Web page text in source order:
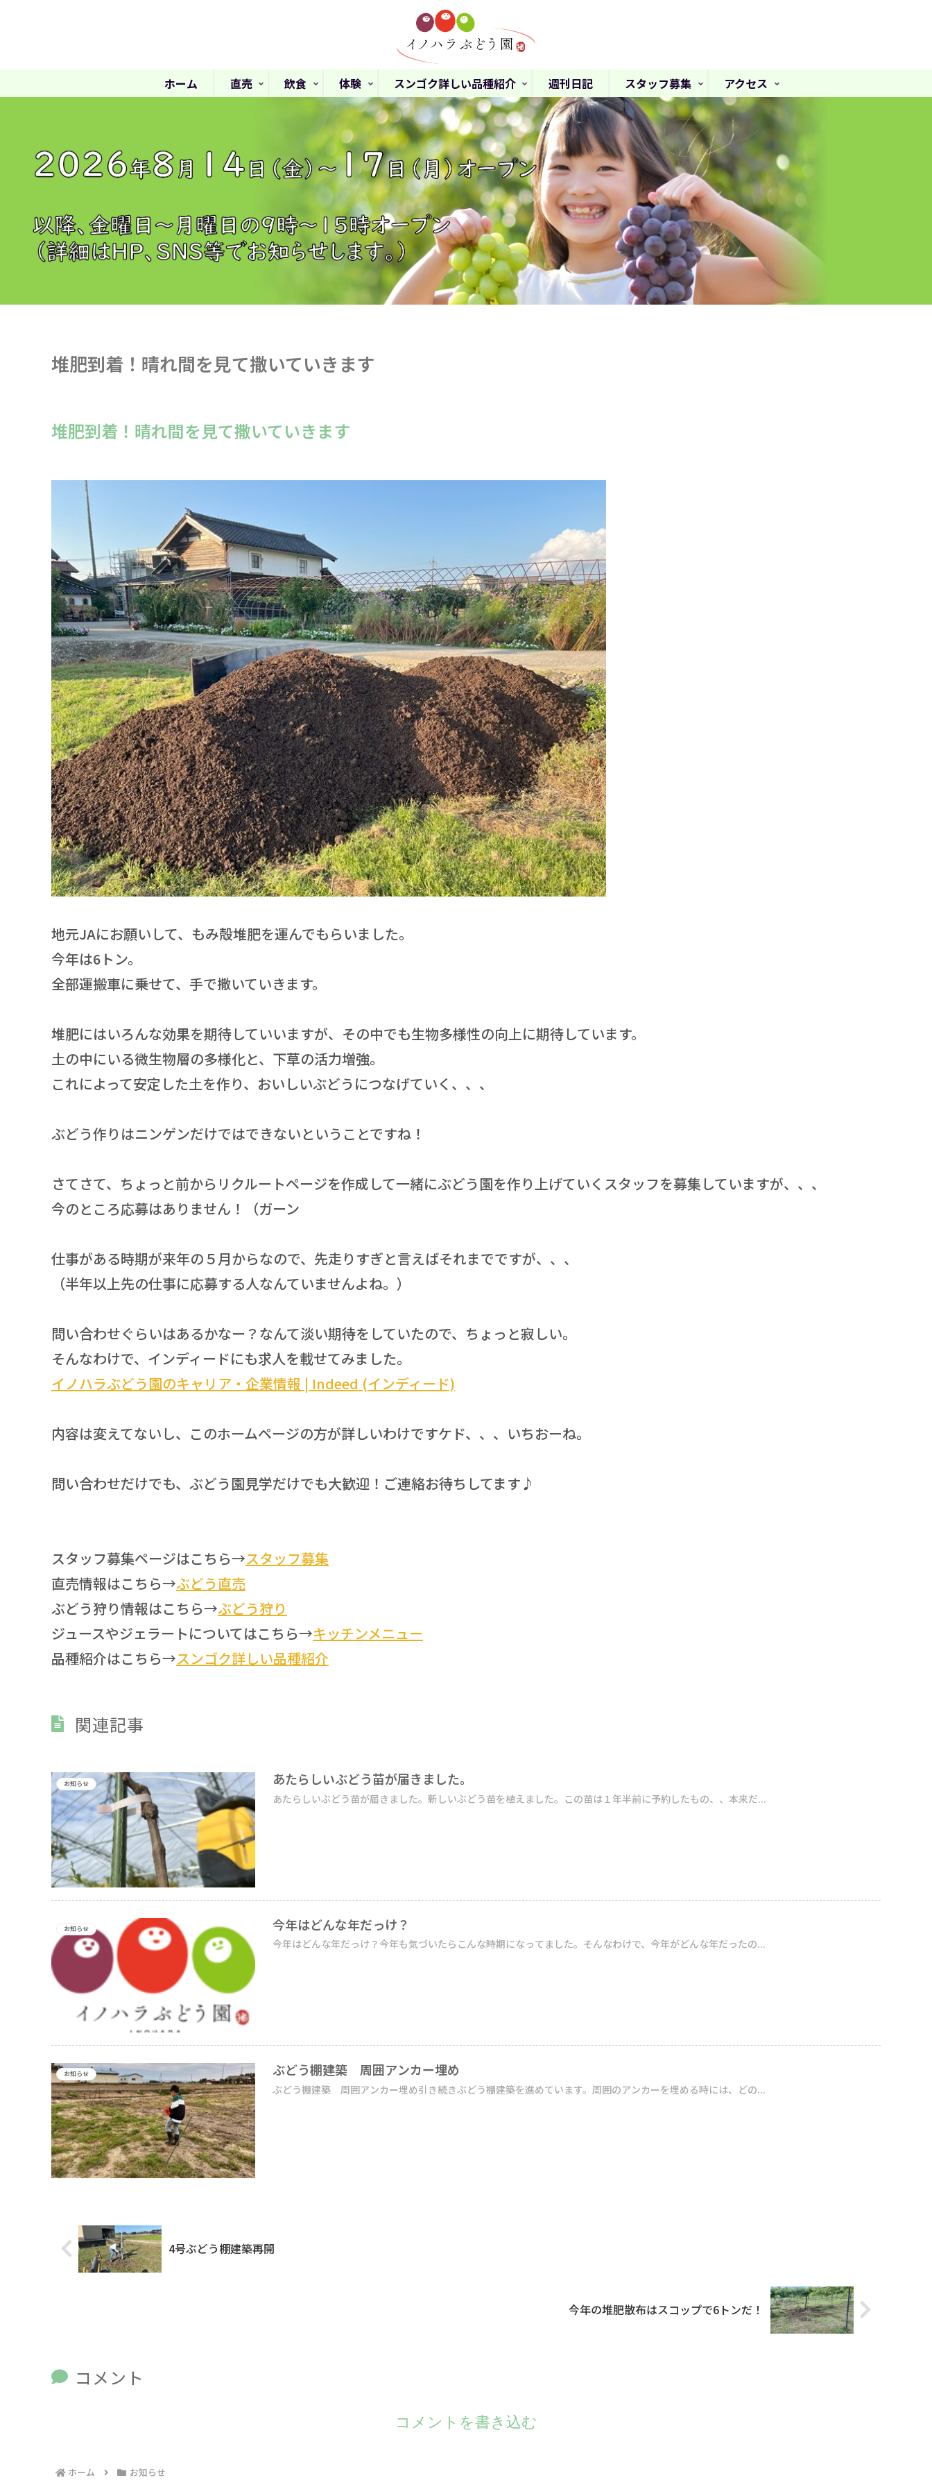
ホーム 直売 飲食 体験 スンゴク詳しい品種紹介 週刊日記 スタッフ募集 アクセス
堆肥到着！晴れ間を見て撒いていきます
堆肥到着！晴れ間を見て撒いていきます
地元JAにお願いして、もみ殻堆肥を運んでもらいました。
今年は6トン。
全部運搬車に乗せて、手で撒いていきます。
堆肥にはいろんな効果を期待していいますが、その中でも生物多様性の向上に期待しています。
土の中にいる微生物層の多様化と、下草の活力増強。
これによって安定した土を作り、おいしいぶどうにつなげていく、、、
ぶどう作りはニンゲンだけではできないということですね！
さてさて、ちょっと前からリクルートページを作成して一緒にぶどう園を作り上げていくスタッフを募集していますが、、、
今のところ応募はありません！（ガーン
仕事がある時期が来年の５月からなので、先走りすぎと言えばそれまでですが、、、
（半年以上先の仕事に応募する人なんていませんよね。）
問い合わせぐらいはあるかなー？なんて淡い期待をしていたので、ちょっと寂しい。
そんなわけで、インディードにも求人を載せてみました。
イノハラぶどう園のキャリア・企業情報 | Indeed (インディード)
内容は変えてないし、このホームページの方が詳しいわけですケド、、、いちおーね。
問い合わせだけでも、ぶどう園見学だけでも大歓迎！ご連絡お待ちしてます♪
スタッフ募集ページはこちら→スタッフ募集
直売情報はこちら→ぶどう直売
ぶどう狩り情報はこちら→ぶどう狩り
ジュースやジェラートについてはこちら→キッチンメニュー
品種紹介はこちら→スンゴク詳しい品種紹介
関連記事
お知らせ あたらしいぶどう苗が届きました。
あたらしいぶどう苗が届きました。新しいぶどう苗を植えました。この苗は１年半前に予約したもの、、本来だ...
お知らせ 今年はどんな年だっけ？
今年はどんな年だっけ？今年も気づいたらこんな時期になってました。そんなわけで、今年がどんな年だったの...
お知らせ ぶどう棚建築 周囲アンカー埋め
ぶどう棚建築 周囲アンカー埋め引き続きぶどう棚建築を進めています。周囲のアンカーを埋める時には、どの...
4号ぶどう棚建築再開
今年の堆肥散布はスコップで6トンだ！
コメント
コメントを書き込む
ホーム お知らせ